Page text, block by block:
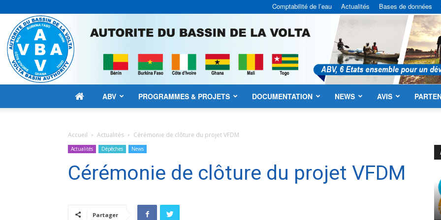
Comptabilité de l’eau Actualités Bases de données
ABV PROGRAMMES & PROJETS DOCUMENTATION NEWS AVIS
Accueil Actualités Cérémonie de clôture du projet VFDM
Actualités Dépêches News
Cérémonie de clôture du projet VFDM
Partager